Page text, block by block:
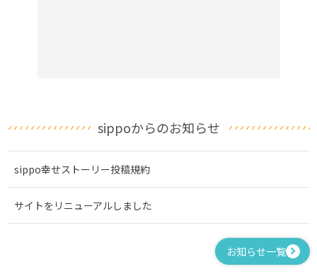
sippoからのお知らせ
sippo幸せストーリー投稿規約
サイトをリニューアルしました
お知らせ一覧